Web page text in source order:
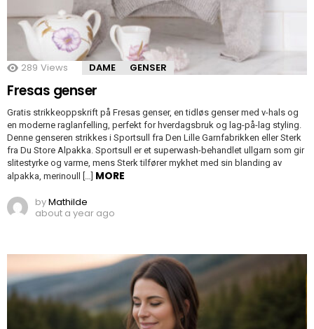
289 Views DAME GENSER
Fresas genser
Gratis strikkeoppskrift på Fresas genser, en tidløs genser med v-hals og
en moderne raglanfelling, perfekt for hverdagsbruk og lag-på-lag styling.
Denne genseren strikkes i Sportsull fra Den Lille Garnfabrikken eller Sterk
fra Du Store Alpakka. Sportsull er et superwash-behandlet ullgarn som gir
slitestyrke og varme, mens Sterk tilfører mykhet med sin blanding av
alpakka, merinoull […] MORE
byMathilde
about a year ago